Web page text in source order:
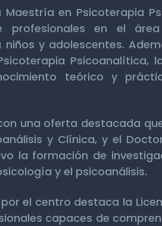
en Psicoterapia
en el
y adolescentes.
Psicoanalítica,
teórico y
una oferta destacada
y Clínica, y el
la formación de
y el psicoanálisis.
el centro destaca la
capaces de